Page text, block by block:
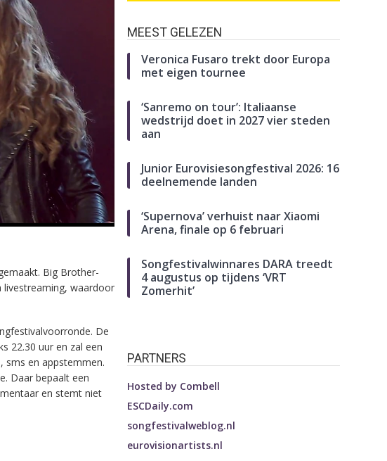
Big Brother-
livestreaming, waardoor
De
22.30 uur en zal een
sms en appstemmen.
Daar bepaalt een
en stemt niet
MEEST GELEZEN
Veronica Fusaro trekt door Europa
met eigen tournee
‘Sanremo on tour’: Italiaanse
wedstrijd doet in 2027 vier steden
aan
Junior Eurovisiesongfestival 2026: 16
deelnemende landen
‘Supernova’ verhuist naar Xiaomi
Arena, finale op 6 februari
Songfestivalwinnares DARA treedt
4 augustus op tijdens ‘VRT
Zomerhit’
PARTNERS
Hosted by Combell
ESCDaily.com
songfestivalweblog.nl
eurovisionartists.nl